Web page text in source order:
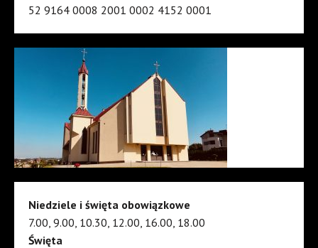
52 9164 0008 2001 0002 4152 0001
Niedziele i święta obowiązkowe
7.00, 9.00, 10.30, 12.00, 16.00, 18.00
Święta